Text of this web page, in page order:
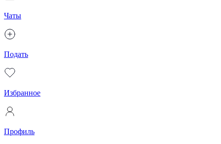
Чаты
Подать
Избранное
Профиль